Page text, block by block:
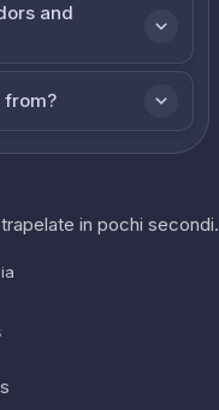
and
from?
in pochi secondi.